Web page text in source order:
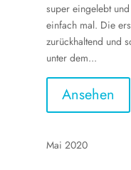
super eingelebt
einfach mal. Die
zurückhaltend und
unter dem...
Ansehen
Mai 2020